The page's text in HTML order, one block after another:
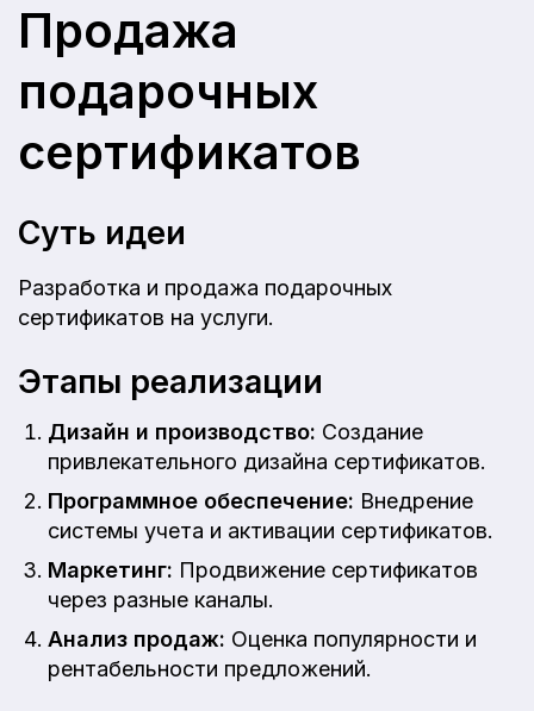
Продажа
подарочных
сертификатов
Суть идеи
Разработка и продажа подарочных
сертификатов на услуги.
Этапы реализации
Дизайн и производство: Создание
привлекательного дизайна сертификатов.
Программное обеспечение: Внедрение
системы учета и активации сертификатов.
Маркетинг: Продвижение сертификатов
через разные каналы.
Анализ продаж: Оценка популярности и
рентабельности предложений.